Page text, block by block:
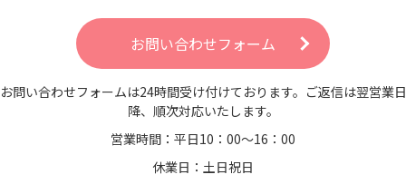
お問い合わせフォーム
問い合わせフォームは24時間受け付けております。ご返信は翌営業
降、順次対応いたします。
営業時間：平日10：00～16：00
休業日：土日祝日